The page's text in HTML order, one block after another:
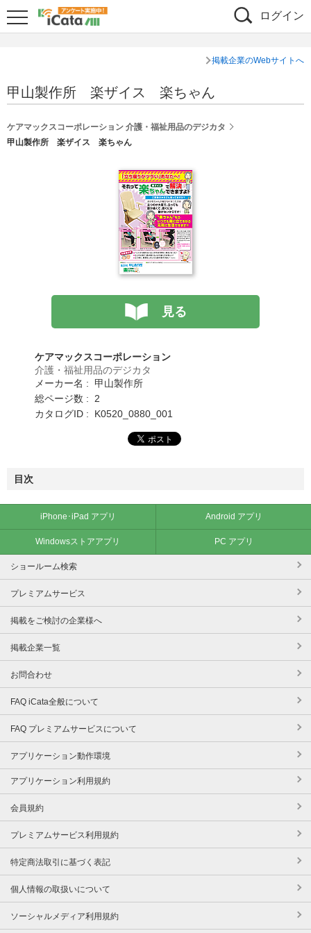
ログイン
掲載企業のWebサイトへ
甲山製作所 楽ザイス 楽ちゃん
ケアマックスコーポレーション 介護・福祉用品のデジカタ
甲山製作所 楽ザイス 楽ちゃん
見る
ケアマックスコーポレーション
介護・福祉用品のデジカタ
メーカー名 : 甲山製作所
総ページ数 : 2
カタログID : K0520_0880_001
目次
iPhone･iPad アプリ Android アプリ
Windowsストアアプリ PC アプリ
ショールーム検索
プレミアムサービス
掲載をご検討の企業様へ
掲載企業一覧
お問合わせ
FAQ iCata全般について
FAQ プレミアムサービスについて
アプリケーション動作環境
アプリケーション利用規約
会員規約
プレミアムサービス利用規約
特定商法取引に基づく表記
個人情報の取扱いについて
ソーシャルメディア利用規約